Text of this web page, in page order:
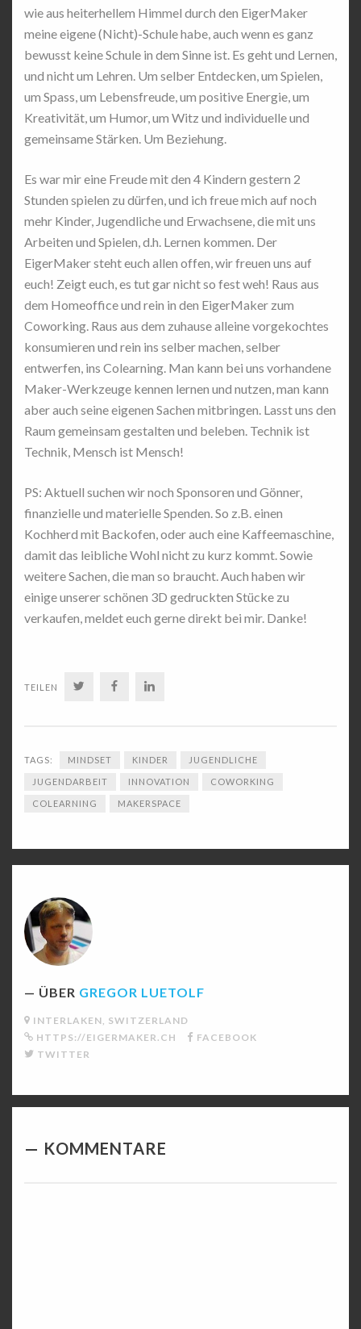
wie aus heiterhellem Himmel durch den EigerMaker
meine eigene (Nicht)-Schule habe, auch wenn es ganz
bewusst keine Schule in dem Sinne ist. Es geht und Lernen,
und nicht um Lehren. Um selber Entdecken, um Spielen,
um Spass, um Lebensfreude, um positive Energie, um
Kreativität, um Humor, um Witz und individuelle und
gemeinsame Stärken. Um Beziehung.
Es war mir eine Freude mit den 4 Kindern gestern 2
Stunden spielen zu dürfen, und ich freue mich auf noch
mehr Kinder, Jugendliche und Erwachsene, die mit uns
Arbeiten und Spielen, d.h. Lernen kommen. Der
EigerMaker steht euch allen offen, wir freuen uns auf
euch! Zeigt euch, es tut gar nicht so fest weh! Raus aus
dem Homeoffice und rein in den EigerMaker zum
Coworking. Raus aus dem zuhause alleine vorgekochtes
konsumieren und rein ins selber machen, selber
entwerfen, ins Colearning. Man kann bei uns vorhandene
Maker-Werkzeuge kennen lernen und nutzen, man kann
aber auch seine eigenen Sachen mitbringen. Lasst uns den
Raum gemeinsam gestalten und beleben. Technik ist
Technik, Mensch ist Mensch!
PS: Aktuell suchen wir noch Sponsoren und Gönner,
finanzielle und materielle Spenden. So z.B. einen
Kochherd mit Backofen, oder auch eine Kaffeemaschine,
damit das leibliche Wohl nicht zu kurz kommt. Sowie
weitere Sachen, die man so braucht. Auch haben wir
einige unserer schönen 3D gedruckten Stücke zu
verkaufen, meldet euch gerne direkt bei mir. Danke!
TEILEN TWITTERFACEBOOK
TAGS: MINDSET KINDER JUGENDLICHE
JUGENDARBEIT INNOVATION COWORKING
COLEARNING MAKERSPACE
ÜBER GREGOR LUETOLF
INTERLAKEN, SWITZERLAND
HTTPS://EIGERMAKER.CH
FACEBOOK
TWITTER
KOMMENTARE